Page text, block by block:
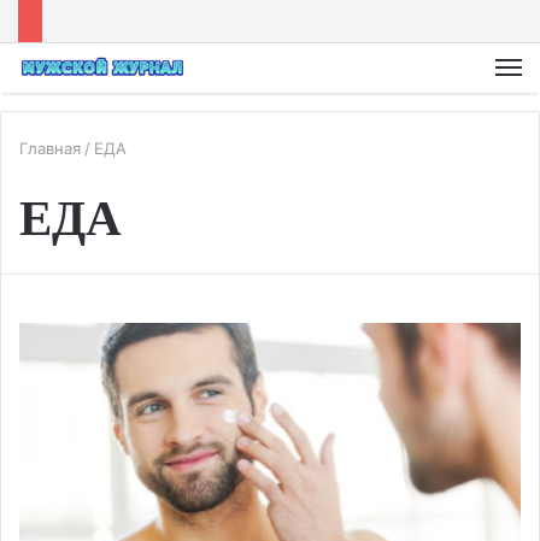
Главная / ЕДА
ЕДА